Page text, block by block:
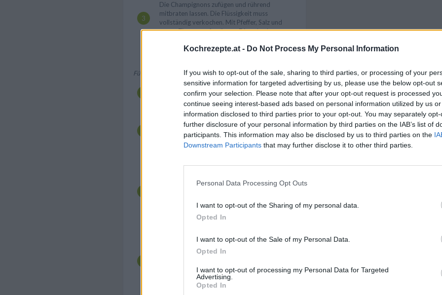
Kochrezepte.at - Do Not Process My Personal Information
If you wish to opt-out of the sale, sharing to third parties, or processing of your
sensitive information for targeted advertising by us, please use the below opt-out
confirm your selection. Please note that after your opt-out request is processed
continue seeing interest-based ads based on personal information utilized by us
information disclosed to third parties prior to your opt-out. You may separately
further disclosure of your personal information by third parties on the IAB’s list of
participants. This information may also be disclosed by us to third parties on the
Downstream Participants that may further disclose it to other third parties.
Personal Data Processing Opt Outs
I want to opt-out of the Sharing of my personal data.
Opted In
I want to opt-out of the Sale of my Personal Data.
Opted In
I want to opt-out of processing my Personal Data for Targeted
Advertising.
Opted In
Die Champignons zufügen und rührend
mitbraten lassen. Die Flüssigkeit muss
vollständig verkochen. Mit Pfeffer, Salz und
etwas Zitronensaft würzen. Die gehackten
zufügen und einrühren. Den Topf vom Herd
Für den Lachsstrudel:
Den Ofen auf 180 Grad vorheizen. Lachsfilets
auf Gräten untersuchen und falls vorhanden,
mit einer Pinzette entfernen.
Anschließend mit Pfeffer und Salz würzen, nach
Wunsch mit Krenpaste einreiben. Die
Arbeitsfläche mit Mehl bestreuen. Den
Blätterteig auslegen und auf passende Größe
Teigränder frei lassen. Die Filets darüber
aufstreichen. Die Seitenränder des Teigs
einschlagen, anschließend die beiden anderen
Teigränder einziehen. Die Nahtstelle sorgfältig
Den Strudel nach Belieben mit dem
beiseitegelegten Teigstück dekorieren, Muster
auslegen. Den Lachsstrudel in die Form geben.
Das Ei verquirlen und den Strudel damit
bepinseln. Um die 15 bis 20 Minuten lang
Artikelempfehlung
Meeresfrüchte kochen -